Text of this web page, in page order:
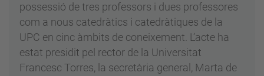
possessió de tres professors i dues professores
com a nous catedràtics i catedràtiques de la
UPC en cinc àmbits de coneixement. L’acte ha
estat presidit pel rector de la Universitat
Francesc Torres, la secretària general, Marta de